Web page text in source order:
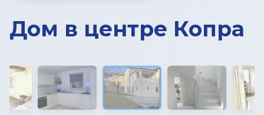
Квартиры у моря
Дома в Любляне
Дом в центре Копра